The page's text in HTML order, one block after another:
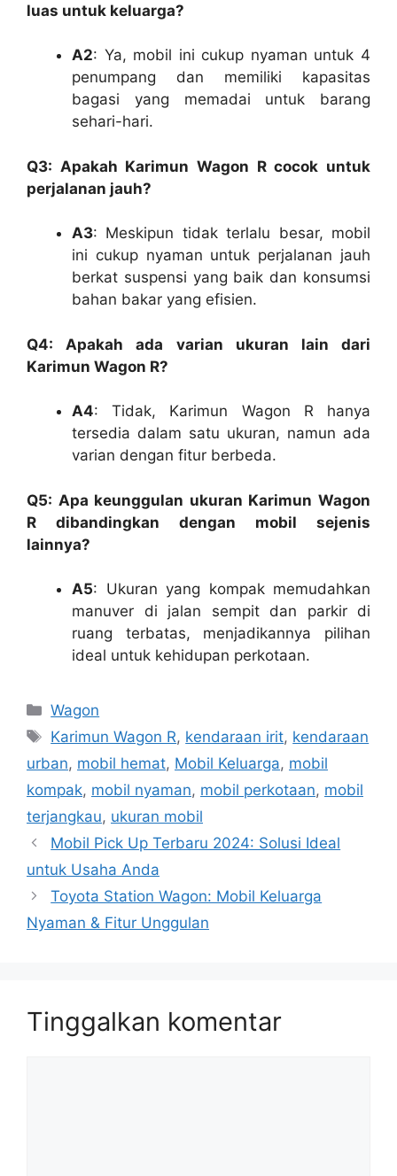
luas untuk keluarga?
A2: Ya, mobil ini cukup nyaman untuk 4
penumpang dan memiliki kapasitas
bagasi yang memadai untuk barang
sehari-hari.
Q3: Apakah Karimun Wagon R cocok untuk
perjalanan jauh?
A3: Meskipun tidak terlalu besar, mobil
ini cukup nyaman untuk perjalanan jauh
berkat suspensi yang baik dan konsumsi
bahan bakar yang efisien.
Q4: Apakah ada varian ukuran lain dari
Karimun Wagon R?
A4: Tidak, Karimun Wagon R hanya
tersedia dalam satu ukuran, namun ada
varian dengan fitur berbeda.
Q5: Apa keunggulan ukuran Karimun Wagon
R dibandingkan dengan mobil sejenis
lainnya?
A5: Ukuran yang kompak memudahkan
manuver di jalan sempit dan parkir di
ruang terbatas, menjadikannya pilihan
ideal untuk kehidupan perkotaan.
Kategori
Wagon
Tag
Karimun Wagon R, kendaraan irit, kendaraan
urban, mobil hemat, Mobil Keluarga, mobil
kompak, mobil nyaman, mobil perkotaan, mobil
terjangkau, ukuran mobil
Mobil Pick Up Terbaru 2024: Solusi Ideal
untuk Usaha Anda
Toyota Station Wagon: Mobil Keluarga
Nyaman & Fitur Unggulan
Tinggalkan komentar